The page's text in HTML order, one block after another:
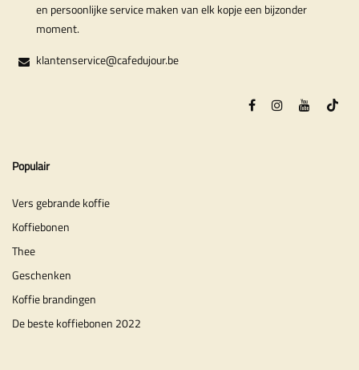
en persoonlijke service maken van elk kopje een bijzonder
moment.
klantenservice@cafedujour.be
Populair
Vers gebrande koffie
Koffiebonen
Thee
Geschenken
Koffie brandingen
De beste koffiebonen 2022